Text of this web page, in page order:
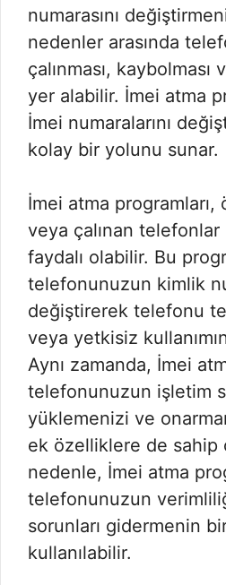
numarasını
nedenler arasında
çalınması, kaybolması
yer alabilir. İmei atma
İmei numaralarını
kolay bir yolunu sunar.
İmei atma
veya çalınan
faydalı olabilir. Bu
telefonunuzun kimlik
değiştirerek telefonu
veya yetkisiz
Aynı zamanda, İmei
telefonunuzun işletim
yüklemenizi ve
ek özelliklere de sahip
nedenle, İmei atma
telefonunuzun
sorunları gidermenin
kullanılabilir.